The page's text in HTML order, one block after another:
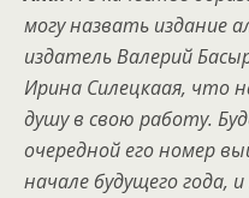
могу назвать издание
издатель Валерий
Ирина Силецкаая, что
душу в свою работу.
очередной его номер
начале будущего